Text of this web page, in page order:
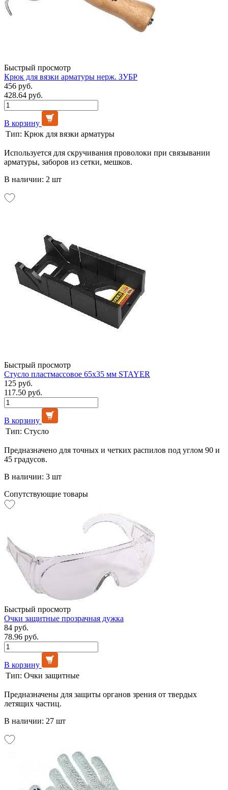
Быстрый просмотр
Крюк для вязки арматуры нерж. ЗУБР
456 руб.
428.64 руб.
В корзину
Тип: Крюк для вязки арматуры
Используется для скручивания проволоки при связывании
арматуры, заборов из сетки, мешков.
В наличии: 2 шт
Быстрый просмотр
Стусло пластмассовое 65х35 мм STAYER
125 руб.
117.50 руб.
В корзину
Тип: Стусло
Предназначено для точных и четких распилов под углом 90 и
45 градусов.
В наличии: 3 шт
Сопутствующие товары
Быстрый просмотр
Очки защитные прозрачная дужка
84 руб.
78.96 руб.
В корзину
Тип: Очки защитные
Предназначены для защиты органов зрения от твердых
летящих частиц.
В наличии: 27 шт